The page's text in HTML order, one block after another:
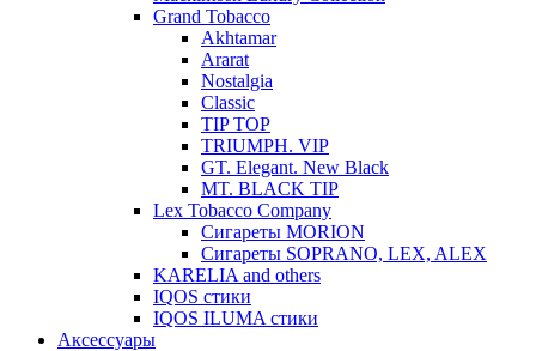
Grand Tobacco
Akhtamar
Ararat
Nostalgia
Classic
TIP TOP
TRIUMPH. VIP
GT. Elegant. New Black
MT. BLACK TIP
Lex Tobacco Company
Сигареты MORION
Сигареты SOPRANO, LEX, ALEX
KARELIA and others
IQOS стики
IQOS ILUMA стики
Аксессуары